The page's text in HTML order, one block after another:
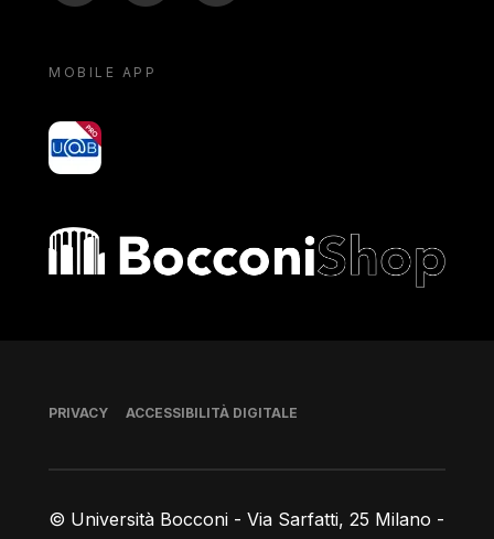
MOBILE APP
yoU@B
Bocconi shop
© Università Bocconi - Via Sarfatti, 25 Milano -
Piè di pagina
PRIVACY ACCESSIBILITÀ DIGITALE